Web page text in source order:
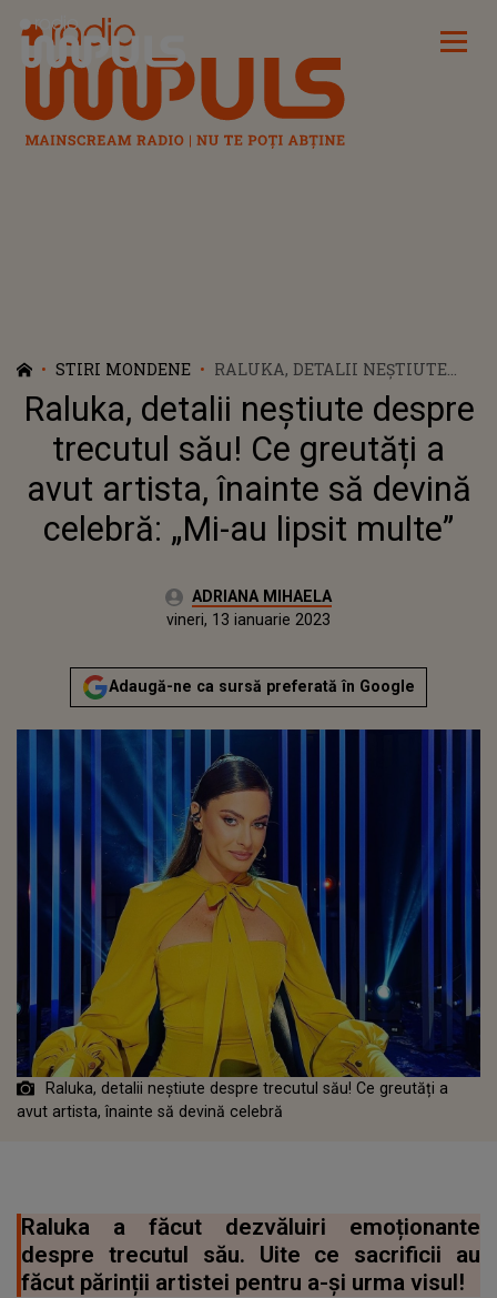
Radio Impuls
STIRI MONDENE
RALUKA, DETALII NEȘTIUTE
DESPRE TRECUTUL SĂU! CE
GREUTĂȚI A AVUT ARTISTA,
ÎNAINTE SĂ DEVINĂ CELEBRĂ:
„MI-AU LIPSIT MULTE”
Raluka, detalii neștiute despre
trecutul său! Ce greutăți a
avut artista, înainte să devină
celebră: „Mi-au lipsit multe”
Autor:ADRIANA MIHAELA
Actualizat:
vineri, 13 ianuarie 2023
Adaugă-ne ca sursă preferată în Google
Raluka, detalii neștiute despre trecutul său! Ce greutăți a
avut artista, înainte să devină celebră
Raluka a făcut dezvăluiri emoționante
despre trecutul său. Uite ce sacrificii au
făcut părinții artistei pentru a-și urma visul!